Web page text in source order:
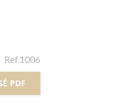
Ref.1006
PDF